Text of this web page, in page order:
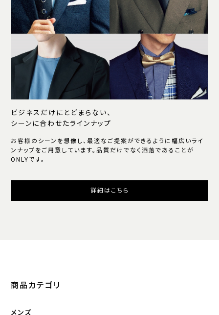
ビジネスだけにとどまらない、
シーンに合わせたラインナップ
お客様のシーンを想像し、最適なご提案ができるように幅広いライ
ンナップをご用意しています。品質だけでなく洒落であることが
ONLYです。
詳細はこちら
商品カテゴリ
メンズ